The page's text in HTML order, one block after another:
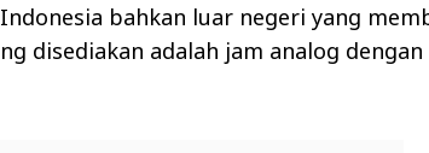
bahkan luar negeri yang
disediakan adalah jam analog